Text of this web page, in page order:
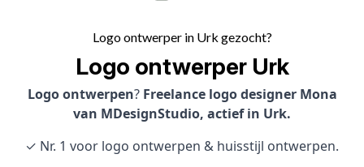
Logo ontwerper in Urk gezocht?
Logo ontwerper Urk
Logo ontwerpen? Freelance logo designer Mona
van MDesignStudio, actief in Urk.
✓ Nr. 1 voor logo ontwerpen & huisstijl ontwerpen.